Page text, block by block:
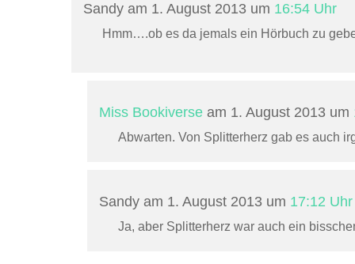
Sandy am 1. August 2013 um 16:54 Uhr
Hmm….ob es da jemals ein Hörbuch zu
Miss Bookiverse am 1. August 2013 um
Abwarten. Von Splitterherz gab es auch
Sandy am 1. August 2013 um 17:12 Uhr
Ja, aber Splitterherz war auch ein